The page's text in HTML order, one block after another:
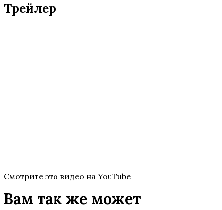
Трейлер
Смотрите это видео на YouTube
Вам так же может